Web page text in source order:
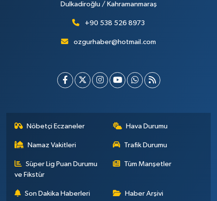
Dulkadiroğlu / Kahramanmaraş
+90 538 526 8973
ozgurhaber@hotmail.com
Nöbetçi Eczaneler Hava Durumu
Namaz Vakitleri Trafik Durumu
Süper Lig Puan Durumu
ve Fikstür
Tüm Manşetler
Son Dakika Haberleri Haber Arşivi